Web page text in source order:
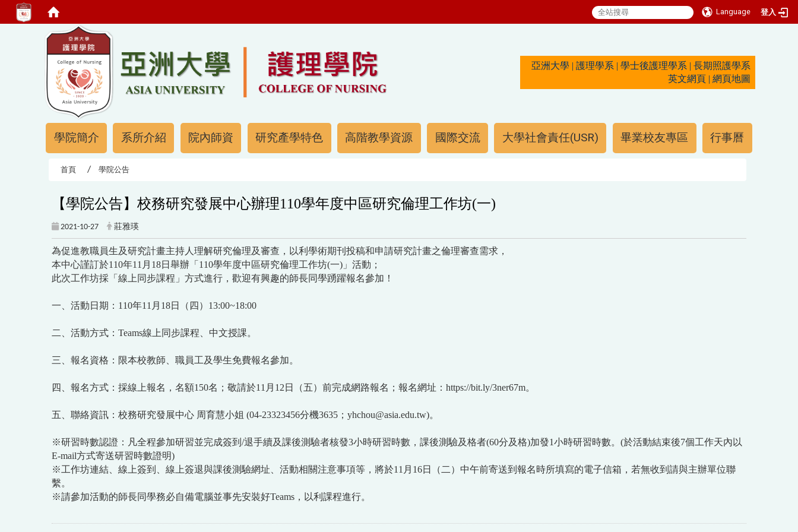
Language
登入
亞洲大學 | 護理學系 | 學士後護理學系 | 長期照護學系
英文網頁 | 網頁地圖
學院簡介 系所介紹 院內師資 研究產學特色 高階教學資源 國際交流 大學社會責任(USR) 畢業校友專區 行事曆
首頁 學院公告
【學院公告】校務研究發展中心辦理110學年度中區研究倫理工作坊(一)
2021-10-27 莊雅瑛
為促進教職員生及研究計畫主持人理解研究倫理及審查，以利學術期刊投稿和申請研究計畫之倫理審查需求，
本中心謹訂於110年11月18日舉辦「110學年度中區研究倫理工作坊(一)」活動；
此次工作坊採「線上同步課程」方式進行，歡迎有興趣的師長同學踴躍報名參加！
一、活動日期：110年11月18日（四）13:00~18:00
二、活動方式：Teams線上同步課程、中文授課。
三、報名資格：限本校教師、職員工及學生免費報名參加。
四、報名方式：採線上報名，名額150名；敬請於11月12日（五）前完成網路報名；報名網址： https://bit.ly/3ner67m。
五、聯絡資訊：校務研究發展中心 周育慧小姐 (04-23323456分機3635； yhchou@asia.edu.tw)。
※研習時數認證：凡全程參加研習並完成簽到/退手續及課後測驗者核發3小時研習時數，課後測驗及格者(60分及格)加發1小時研習時數。(於活動結束後7個工作天內以
E-mail方式寄送研習時數證明)
※工作坊連結、線上簽到、線上簽退與課後測驗網址、活動相關注意事項等，將於11月16日（二）中午前寄送到報名時所填寫的電子信箱，若無收到請與主辦單位聯
繫。
※請參加活動的師長同學務必自備電腦並事先安裝好Teams，以利課程進行。